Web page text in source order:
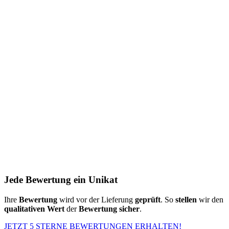
Jede Bewertung ein Unikat
Ihre Bewertung wird vor der Lieferung geprüft. So stellen wir den
qualitativen Wert derBewertung sicher.
JETZT 5 STERNE BEWERTUNGEN ERHALTEN!